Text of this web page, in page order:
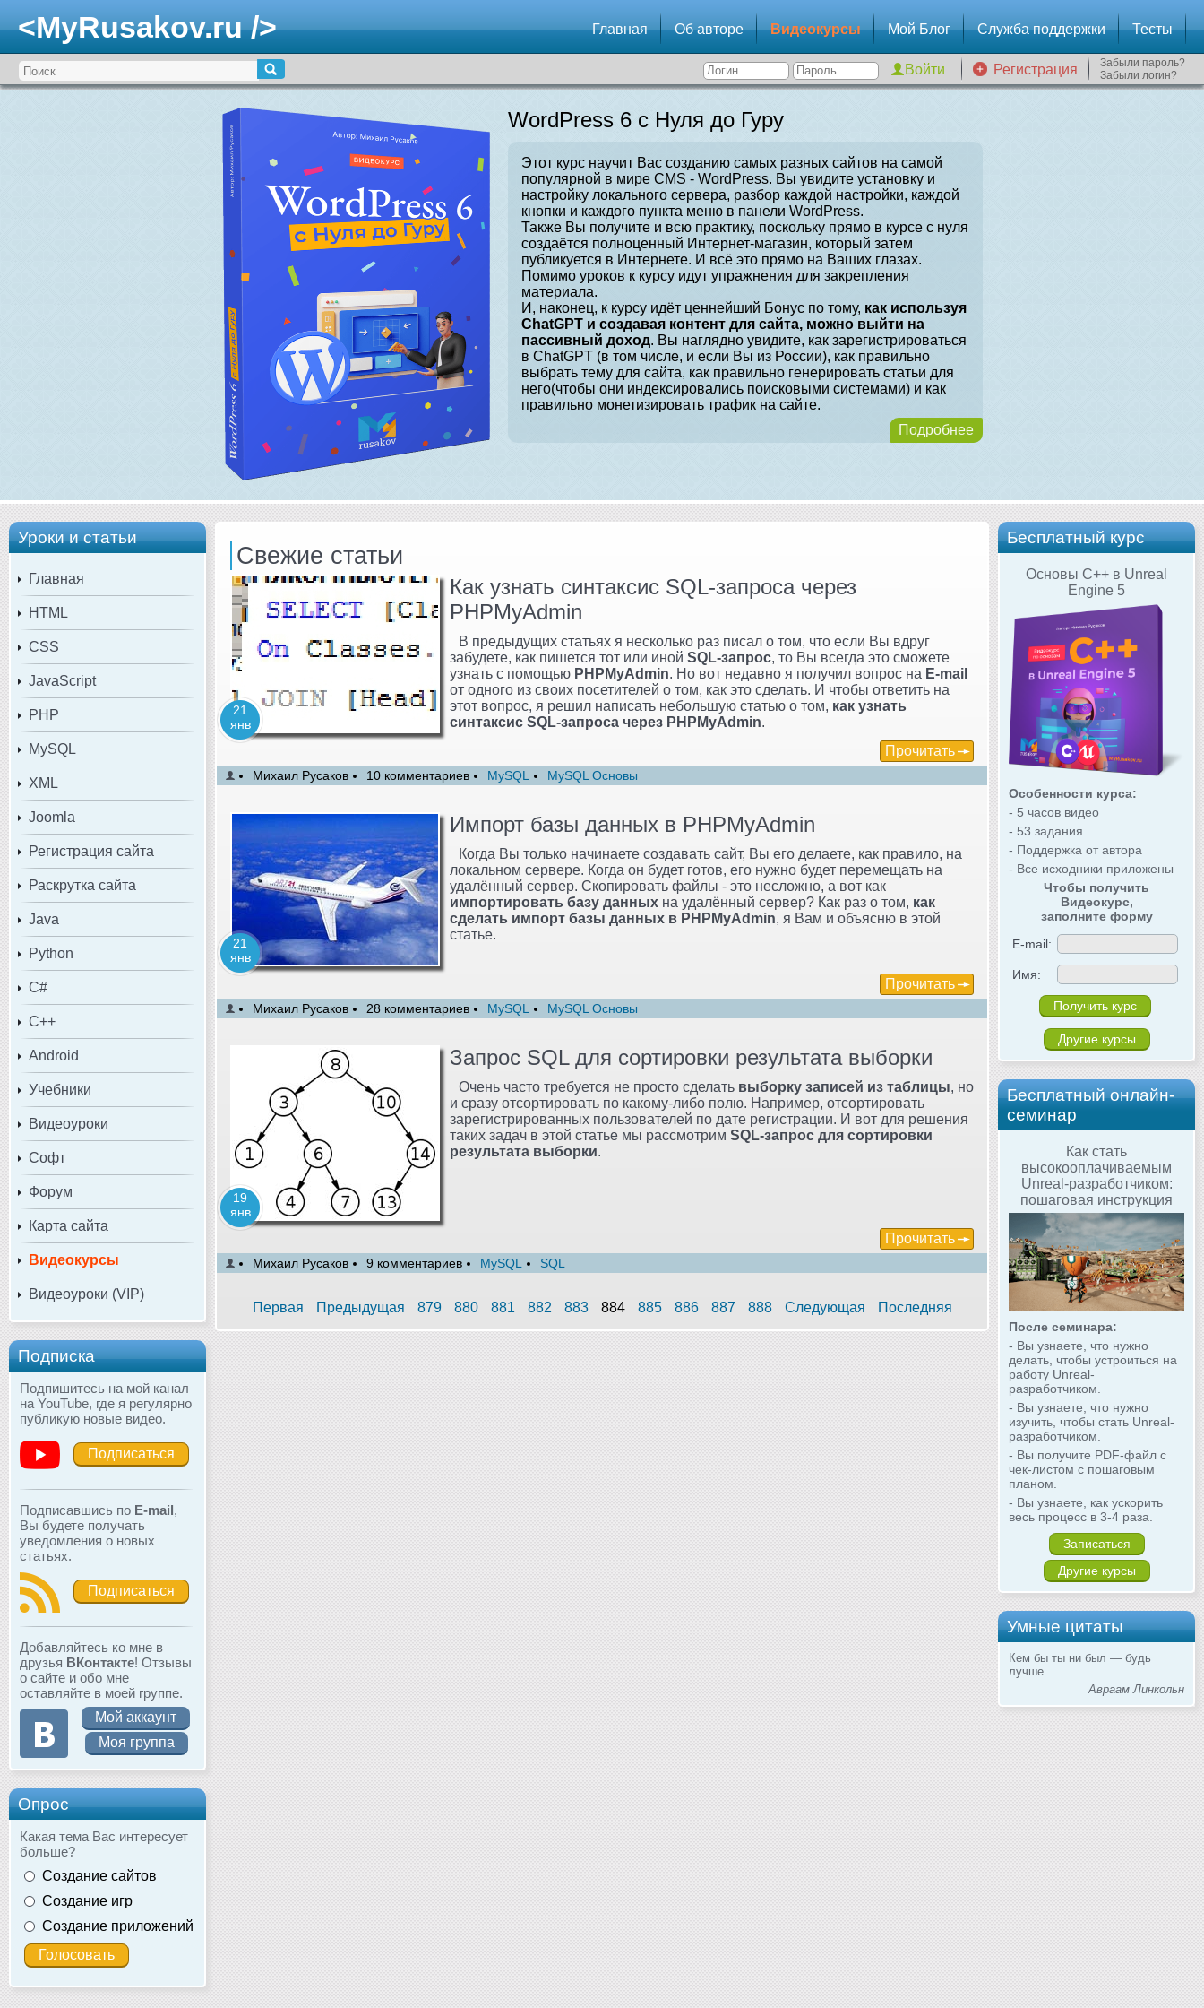
<MyRusakov.ru /> Главная Об авторе Видеокурсы Мой Блог Служба поддержки Тесты
Регистрация
Забыли пароль?
Забыли логин?
WordPress 6 с Нуля до Гуру
Этот курс научит Вас созданию самых разных сайтов на самой
популярной в мире CMS - WordPress. Вы увидите установку и
настройку локального сервера, разбор каждой настройки, каждой
кнопки и каждого пункта меню в панели WordPress.
Также Вы получите и всю практику, поскольку прямо в курсе с нуля
создаётся полноценный Интернет-магазин, который затем
публикуется в Интернете. И всё это прямо на Ваших глазах.
Помимо уроков к курсу идут упражнения для закрепления
материала.
И, наконец, к курсу идёт ценнейший Бонус по тому, как используя
ChatGPT и создавая контент для сайта, можно выйти на
пассивный доход. Вы наглядно увидите, как зарегистрироваться
в ChatGPT (в том числе, и если Вы из России), как правильно
выбрать тему для сайта, как правильно генерировать статьи для
него(чтобы они индексировались поисковыми системами) и как
правильно монетизировать трафик на сайте.
Подробнее
Уроки и статьи
Главная
HTML
CSS
JavaScript
PHP
MySQL
XML
Joomla
Регистрация сайта
Раскрутка сайта
Java
Python
C#
C++
Android
Учебники
Видеоуроки
Софт
Форум
Карта сайта
Видеокурсы
Видеоуроки (VIP)
Подписка
Подпишитесь на мой канал
на YouTube, где я регулярно
публикую новые видео.
Подписаться
Подписавшись по E-mail,
Вы будете получать
уведомления о новых
статьях.
Подписаться
Добавляйтесь ко мне в
друзья ВКонтакте! Отзывы
о сайте и обо мне
оставляйте в моей группе.
Мой аккаунт
Моя группа
Опрос
Какая тема Вас интересует
больше?
Создание сайтов
Создание игр
Создание приложений
Бесплатный курс
Основы C++ в Unreal
Engine 5
Особенности курса:
- 5 часов видео
- 53 задания
- Поддержка от автора
- Все исходники приложены
Чтобы получить
Видеокурс,
заполните форму
E-mail:
Имя:
Другие курсы
Бесплатный онлайн-
семинар
Как стать
высокооплачиваемым
Unreal-разработчиком:
пошаговая инструкция
После семинара:
- Вы узнаете, что нужно
делать, чтобы устроиться на
работу Unreal-
разработчиком.
- Вы узнаете, что нужно
изучить, чтобы стать Unreal-
разработчиком.
- Вы получите PDF-файл с
чек-листом с пошаговым
планом.
- Вы узнаете, как ускорить
весь процесс в 3-4 раза.
Записаться
Другие курсы
Умные цитаты
Кем бы ты ни был — будь
лучше.
Авраам Линкольн
Свежие статьи
21
янв
Как узнать синтаксис SQL-запроса через
PHPMyAdmin
В предыдущих статьях я несколько раз писал о том, что если Вы вдруг
забудете, как пишется тот или иной SQL-запрос, то Вы всегда это сможете
узнать с помощью PHPMyAdmin. Но вот недавно я получил вопрос на E-mail
от одного из своих посетителей о том, как это сделать. И чтобы ответить на
этот вопрос, я решил написать небольшую статью о том, как узнать
синтаксис SQL-запроса через PHPMyAdmin.
Прочитать
Михаил Русаков 10 комментариев MySQL MySQL Основы
21
янв
Импорт базы данных в PHPMyAdmin
Когда Вы только начинаете создавать сайт, Вы его делаете, как правило, на
локальном сервере. Когда он будет готов, его нужно будет перемещать на
удалённый сервер. Скопировать файлы - это несложно, а вот как
импортировать базу данных на удалённый сервер? Как раз о том, как
сделать импорт базы данных в PHPMyAdmin, я Вам и объясню в этой
статье.
Прочитать
Михаил Русаков 28 комментариев MySQL MySQL Основы
19
янв
Запрос SQL для сортировки результата выборки
Очень часто требуется не просто сделать выборку записей из таблицы, но
и сразу отсортировать по какому-либо полю. Например, отсортировать
зарегистрированных пользователей по дате регистрации. И вот для решения
таких задач в этой статье мы рассмотрим SQL-запрос для сортировки
результата выборки.
Прочитать
Михаил Русаков 9 комментариев MySQL SQL
Первая Предыдущая 879 880 881 882 883 884 885 886 887 888 Следующая Последняя